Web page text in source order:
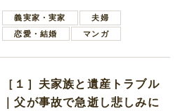
母義実家・実家
夫婦
恋愛・結婚
マンガ
［１］夫家族と遺産トラブル
｜父が事故で急逝し悲しみに